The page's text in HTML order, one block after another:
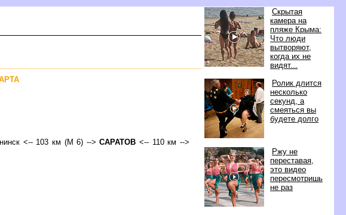
Скрытая
камера на
пляже Крыма:
Что люди
ытворяют,
когда их не
идят...
Ролик длится
несколько
секунд, а
смеяться вы
удете долго
Ржу не
переставая,
это видео
пересмотришь
не раз
<-- 103 км (М 6) -->САРАТО <-- 110 км -->